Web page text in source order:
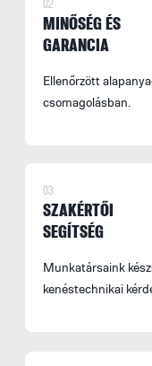
02
MINŐSÉG ÉS
GARANCIA
Ellenőrzött
csomagolásban.
03
SZAKÉRTŐI
SEGÍTSÉG
Munkatársaink
kenéstechnikai